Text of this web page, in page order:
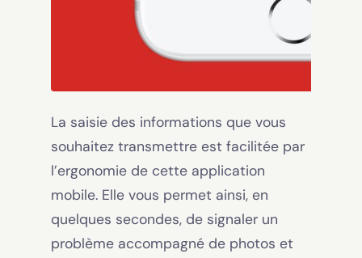
La saisie des informations que vous
souhaitez transmettre est facilitée par
l’ergonomie de cette application
mobile. Elle vous permet ainsi, en
quelques secondes, de signaler un
problème accompagné de photos et